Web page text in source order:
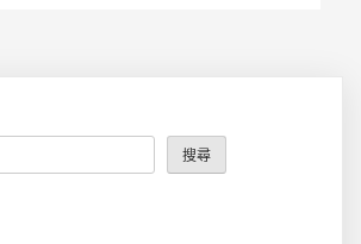
搜尋